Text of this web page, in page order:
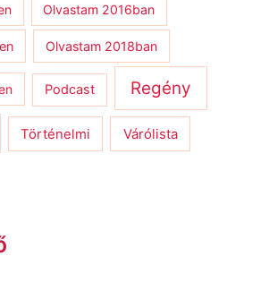
Olvastam 2016ban
Olvastam 2018ban
Podcast Regény
Történelmi Várólista